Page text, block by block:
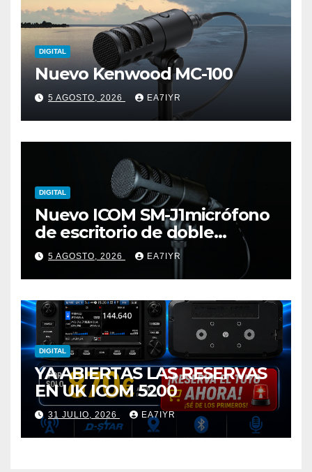
DIGITAL
Nuevo Kenwood MC-100
5 AGOSTO, 2026 EA7IYR
DIGITAL
Nuevo ICOM SM-J1micrófono
de escritorio de doble
elemento premium
5 AGOSTO, 2026 EA7IYR
DIGITAL
YA ABIERTAS LAS RESERVAS
EN UK ICOM 5200
31 JULIO, 2026 EA7IYR